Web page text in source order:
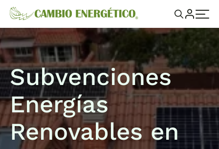
Subvenciones
Energías
Renovables en